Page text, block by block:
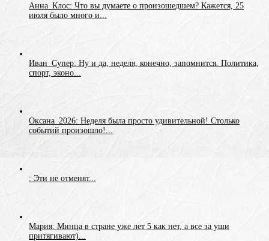
Анна_Клос: Что вы думаете о произошедшем? Кажется, 25
июля было много и...
Иван_Супер: Ну и да, неделя, конечно, запомнится. Политика,
спорт, эконо...
Оксана_2026: Неделя была просто удивительной! Столько
событий произошло!...
: Эти не отменят...
Мария: Минца в стране уже лет 5 как нет, а все за уши
притягивают)...